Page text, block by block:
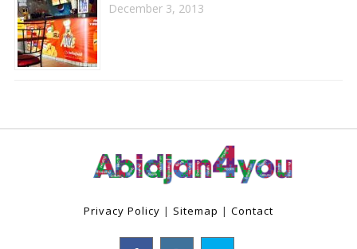
December 3, 2013
Privacy Policy | Sitemap | Contact